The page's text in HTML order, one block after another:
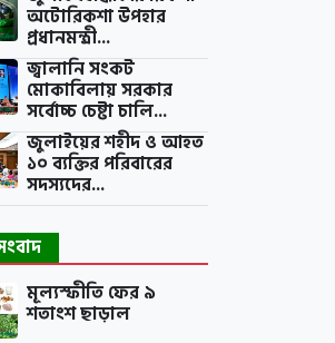
অটোরিকশা উপহার
প্রধানমন্ত্রী...
জ্বালানি সংকট
মোকাবিলায় সরকার
সর্বোচ্চ চেষ্টা চালি...
জুলাইয়ের শহীদ ও আহত
১০ ব্যক্তির পরিবারের
সদস্যদের...
মূল্যস্ফীতি ফের ৯
শতাংশ ছাড়াল